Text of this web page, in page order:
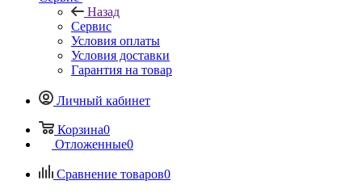
Назад
Сервис
Условия оплаты
Условия доставки
Гарантия на товар
Личный кабинет
Корзина0
Отложенные0
Сравнение товаров0